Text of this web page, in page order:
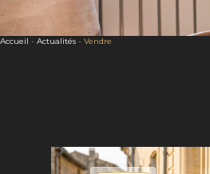
Accueil - Actualités - Vendre